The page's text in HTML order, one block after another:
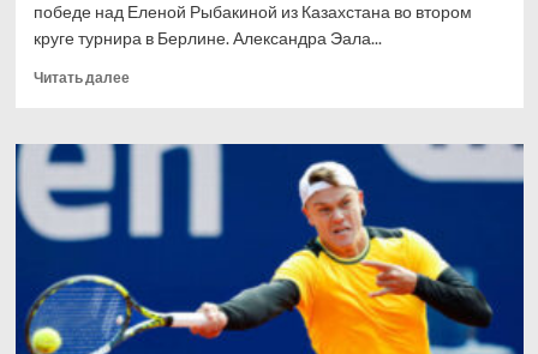
победе над Еленой Рыбакиной из Казахстана во втором
круге турнира в Берлине. Александра Эала...
Читать далееПрочитать
Эала
Рыбакиной